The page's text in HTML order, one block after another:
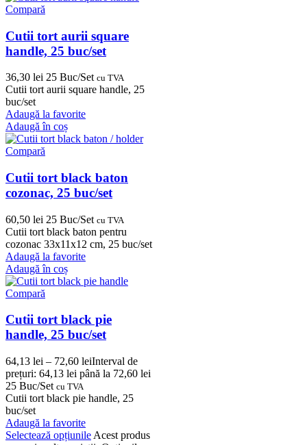
Compară
Cutii tort aurii square
handle, 25 buc/set
36,30 lei 25 Buc/Set cu TVA
Cutii tort aurii square handle, 25
buc/set
Adaugă la favorite
Adaugă în coș
Compară
Cutii tort black baton
cozonac, 25 buc/set
60,50 lei 25 Buc/Set cu TVA
Cutii tort black baton pentru
cozonac 33x11x12 cm, 25 buc/set
Adaugă la favorite
Adaugă în coș
Compară
Cutii tort black pie
handle, 25 buc/set
64,13 lei – 72,60 leiInterval de
prețuri: 64,13 lei până la 72,60 lei
25 Buc/Set cu TVA
Cutii tort black pie handle, 25
buc/set
Adaugă la favorite
Selectează opțiunile Acest produs